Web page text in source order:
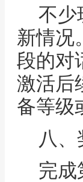
不少
新情况
段的对
激活后
备等级
八
完成